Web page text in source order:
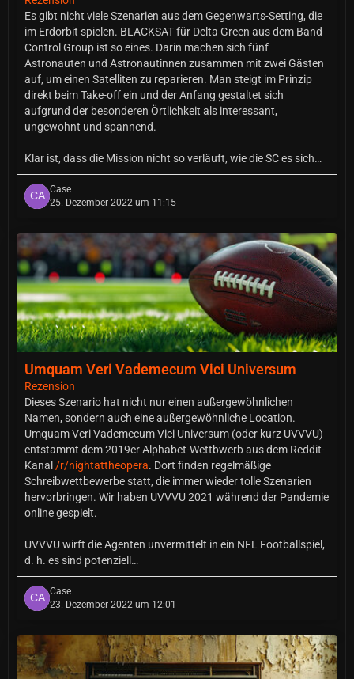
Es gibt nicht viele Szenarien aus dem Gegenwarts-Setting, die
im Erdorbit spielen. BLACKSAT für Delta Green aus dem Band
Control Group ist so eines. Darin machen sich fünf
Astronauten und Astronautinnen zusammen mit zwei Gästen
auf, um einen Satelliten zu reparieren. Man steigt im Prinzip
direkt beim Take-off ein und der Anfang gestaltet sich
aufgrund der besonderen Örtlichkeit als interessant,
ungewohnt und spannend.
Klar ist, dass die Mission nicht so verläuft, wie die SC es sich…
Case
25. Dezember 2022 um 11:15
Umquam Veri Vademecum Vici Universum
Rezension
Dieses Szenario hat nicht nur einen außergewöhnlichen
Namen, sondern auch eine außergewöhnliche Location.
Umquam Veri Vademecum Vici Universum (oder kurz UVVVU)
entstammt dem 2019er Alphabet-Wettbwerb aus dem Reddit-
Kanal /r/nightattheopera. Dort finden regelmäßige
Schreibwettbewerbe statt, die immer wieder tolle Szenarien
hervorbringen. Wir haben UVVVU 2021 während der Pandemie
online gespielt.
UVVVU wirft die Agenten unvermittelt in ein NFL Footballspiel,
d. h. es sind potenziell…
Case
23. Dezember 2022 um 12:01